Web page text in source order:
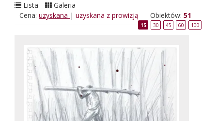
Lista
Galeria
Cena: uzyskana | uzyskana z prowizją Obiektów: 51
15 30 45 60 100